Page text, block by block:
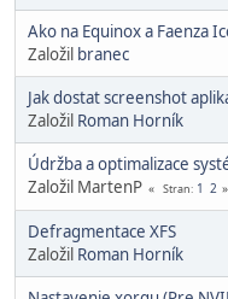
Ako na Equinox a Faenza
Založil branec
Jak dostat screenshot
Založil Roman Horník
Údržba a optimalizace
Založil MartenP
Stran 1 2
Defragmentace XFS
Založil Roman Horník